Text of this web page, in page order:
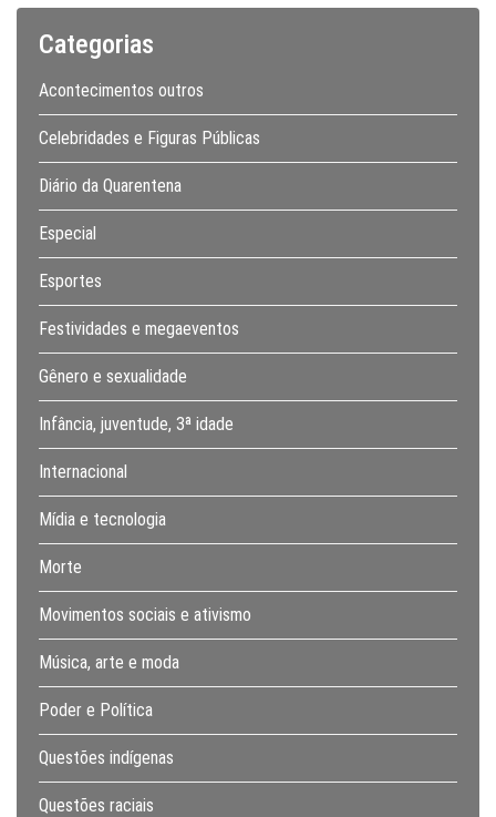
Categorias
Acontecimentos outros
Celebridades e Figuras Públicas
Diário da Quarentena
Especial
Esportes
Festividades e megaeventos
Gênero e sexualidade
Infância, juventude, 3ª idade
Internacional
Mídia e tecnologia
Morte
Movimentos sociais e ativismo
Música, arte e moda
Poder e Política
Questões indígenas
Questões raciais